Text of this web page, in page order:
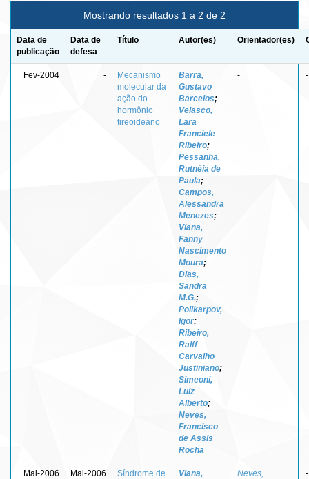
Mostrando resultados 1 a 2 de 2
Data de
publicação
Data de
defesa
Título Autor(es) Orientador(es)
Fev-2004 -
Mecanismo
molecular da
ação do
hormônio
tireoideano
Barra,
Gustavo
Barcelos;
Velasco,
Lara
Franciele
Ribeiro;
Pessanha,
Rutnéia de
Paula;
Campos,
Alessandra
Menezes;
Viana,
Fanny
Nascimento
Moura;
Dias,
Sandra
M.G.;
Polikarpov,
Igor;
Ribeiro,
Ralff
Carvalho
Justiniano;
Simeoni,
Luiz
Alberto;
Neves,
Francisco
de Assis
Rocha
- -
Mai-2006 Mai-2006
Síndrome de
Viana,
Neves,
-